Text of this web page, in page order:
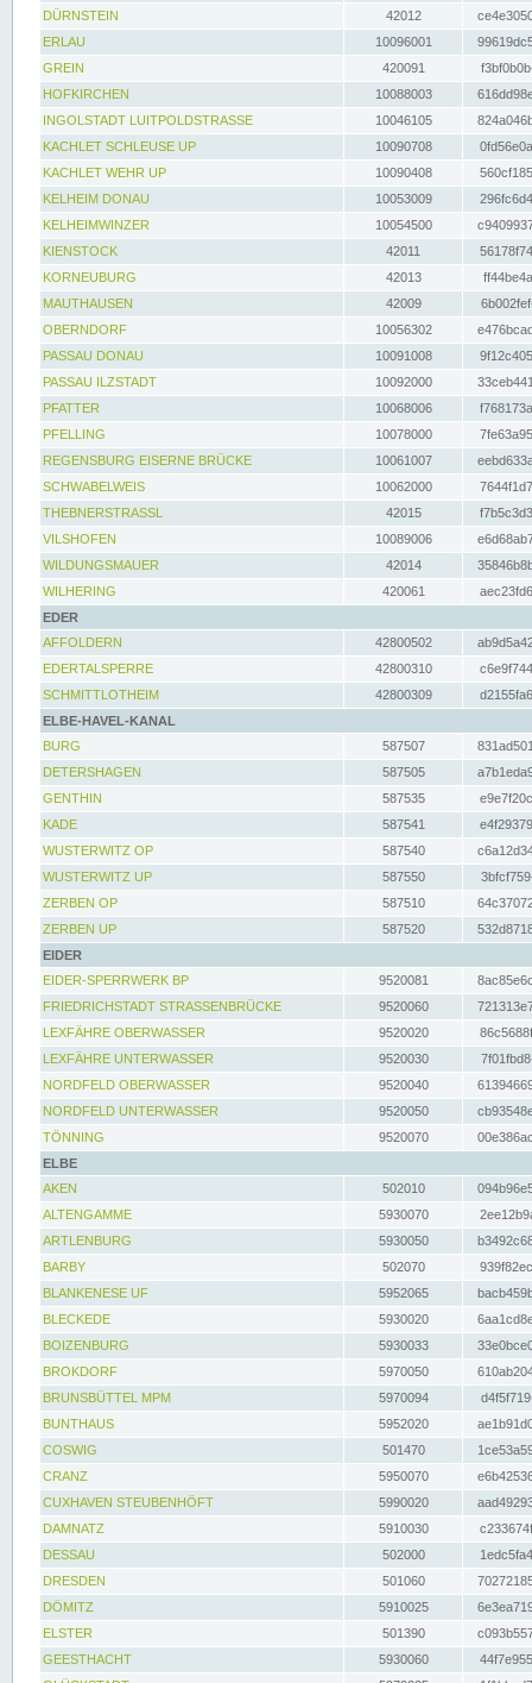
DÜRNSTEIN
42012
ERLAU
10096001
GREIN
420091
HOFKIRCHEN
10088003
INGOLSTADT LUITPOLDSTRASSE
10046105
KACHLET SCHLEUSE UP
10090708
KACHLET WEHR UP
10090408
KELHEIM DONAU
10053009
KELHEIMWINZER
10054500
KIENSTOCK
42011
KORNEUBURG
42013
MAUTHAUSEN
42009
OBERNDORF
10056302
PASSAU DONAU
10091008
PASSAU ILZSTADT
10092000
PFATTER
10068006
PFELLING
10078000
REGENSBURG EISERNE BRÜCKE
10061007
SCHWABELWEIS
10062000
THEBNERSTRASSL
42015
VILSHOFEN
10089006
WILDUNGSMAUER
42014
WILHERING
420061
EDER
AFFOLDERN
42800502
EDERTALSPERRE
42800310
SCHMITTLOTHEIM
42800309
ELBE-HAVEL-KANAL
BURG
587507
DETERSHAGEN
587505
GENTHIN
587535
KADE
587541
WUSTERWITZ OP
587540
WUSTERWITZ UP
587550
ZERBEN OP
587510
ZERBEN UP
587520
EIDER
EIDER-SPERRWERK BP
9520081
FRIEDRICHSTADT STRASSENBRÜCKE
9520060
LEXFÄHRE OBERWASSER
9520020
LEXFÄHRE UNTERWASSER
9520030
NORDFELD OBERWASSER
9520040
NORDFELD UNTERWASSER
9520050
TÖNNING
9520070
ELBE
AKEN
502010
ALTENGAMME
5930070
ARTLENBURG
5930050
BARBY
502070
BLANKENESE UF
5952065
BLECKEDE
5930020
BOIZENBURG
5930033
BROKDORF
5970050
BRUNSBÜTTEL MPM
5970094
BUNTHAUS
5952020
COSWIG
501470
CRANZ
5950070
CUXHAVEN STEUBENHÖFT
5990020
DAMNATZ
5910030
DESSAU
502000
DRESDEN
501060
DÖMITZ
5910025
ELSTER
501390
GEESTHACHT
5930060